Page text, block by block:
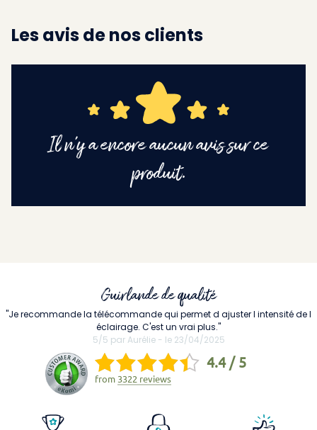
Les avis de nos clients
Il n'y a encore aucun avis sur ce
produit.
Guirlande de qualité
"Je recommande la télécommande qui permet d ajuster l intensité de l
éclairage. C'est un vrai plus."
5/5 par Aurélie - le 23/04/2025
4.4 / 5
from 3322 reviews